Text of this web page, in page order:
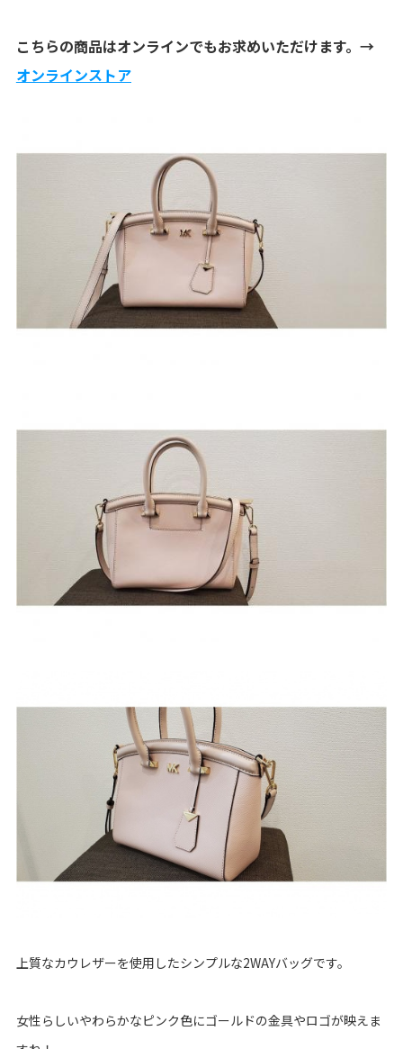
こちらの商品はオンラインでもお求めいただけます。→
オンラインストア
上質なカウレザーを使用したシンプルな2WAYバッグです。
女性らしいやわらかなピンク色にゴールドの金具やロゴが映えま